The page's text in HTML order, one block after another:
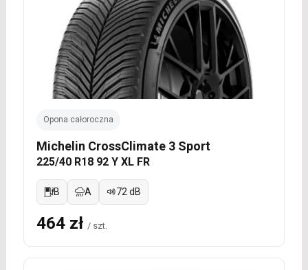
Opona całoroczna
Michelin CrossClimate 3 Sport
225/40 R18 92 Y XL FR
B A 72 dB
464 zł / szt.